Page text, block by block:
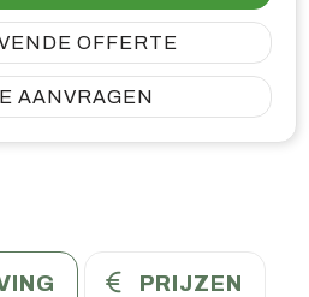
OFFERTE
AANVRAGEN
PRIJZEN